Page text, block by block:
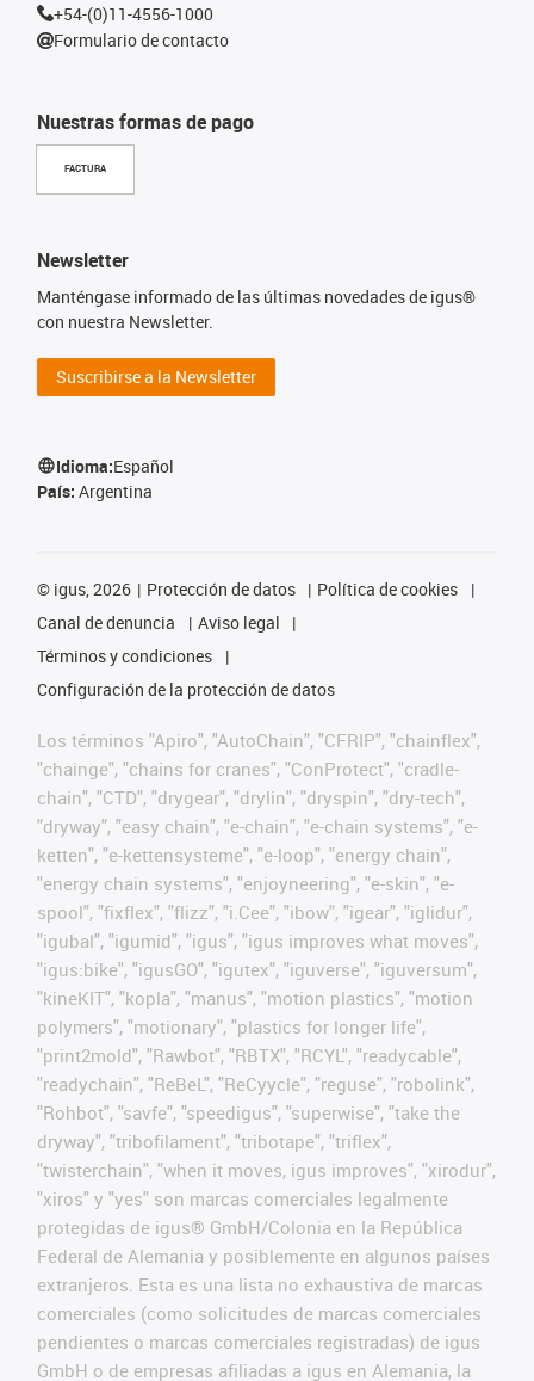
Nuestras formas de pago
FACTURA
+54-(0)11-4556-1000
Formulario de contacto
Newsletter
Manténgase informado de las últimas novedades de igus®
con nuestra Newsletter.
Suscribirse a la Newsletter
Idioma:Español
País: Argentina
© igus, 2026 Protección de datos
Política de cookies
Canal de denuncia
Aviso legal
Términos y condiciones
Configuración de la protección de datos
Los términos "Apiro", "AutoChain", "CFRIP", "chainflex",
"chainge", "chains for cranes", "ConProtect", "cradle-
chain", "CTD", "drygear", "drylin", "dryspin", "dry-tech",
"dryway", "easy chain", "e-chain", "e-chain systems", "e-
ketten", "e-kettensysteme", "e-loop", "energy chain",
"energy chain systems", "enjoyneering", "e-skin", "e-
spool", "fixflex", "flizz", "i.Cee", "ibow", "igear", "iglidur",
"igubal", "igumid", "igus", "igus improves what moves",
"igus:bike", "igusGO", "igutex", "iguverse", "iguversum",
"kineKIT", "kopla", "manus", "motion plastics", "motion
polymers", "motionary", "plastics for longer life",
"print2mold", "Rawbot", "RBTX", "RCYL", "readycable",
"readychain", "ReBeL", "ReCyycle", "reguse", "robolink",
"Rohbot", "savfe", "speedigus", "superwise", "take the
dryway", "tribofilament", "tribotape", "triflex",
"twisterchain", "when it moves, igus improves", "xirodur",
"xiros" y "yes" son marcas comerciales legalmente
protegidas de igus® GmbH/Colonia en la República
Federal de Alemania y posiblemente en algunos países
extranjeros. Esta es una lista no exhaustiva de marcas
comerciales (como solicitudes de marcas comerciales
pendientes o marcas comerciales registradas) de igus
GmbH o de empresas afiliadas a igus en Alemania, la